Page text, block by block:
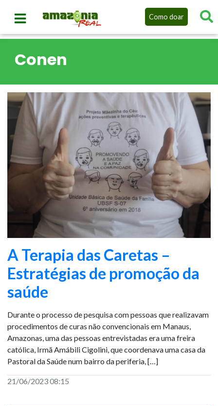
Como doar
Conen
A Terapia das Caretas –
Estratégias de promoção da
saúde
Durante o processo de pesquisa com pessoas que realizavam
procedimentos de curas não convencionais em Manaus,
Amazonas, uma das pessoas entrevistadas era uma freira
católica, Irmã Amábili Cigolini, que coordenava uma casa da
Pastoral da Saúde num bairro da periferia, […]
21/06/2023 08:15